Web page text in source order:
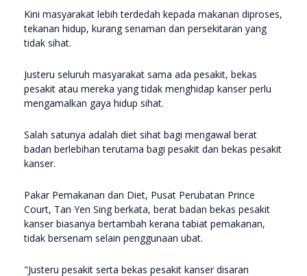
Kini masyarakat lebih terdedah kepada makanan diproses,
tekanan hidup, kurang senaman dan persekitaran yang
tidak sihat.
Justeru seluruh masyarakat sama ada pesakit, bekas
pesakit atau mereka yang tidak menghidap kanser perlu
mengamalkan gaya hidup sihat.
Salah satunya adalah diet sihat bagi mengawal berat
badan berlebihan terutama bagi pesakit dan bekas pesakit
kanser.
Pakar Pemakanan dan Diet, Pusat Perubatan Prince
Court, Tan Yen Sing berkata, berat badan bekas pesakit
kanser biasanya bertambah kerana tabiat pemakanan,
tidak bersenam selain penggunaan ubat.
"Justeru pesakit serta bekas pesakit kanser disaran